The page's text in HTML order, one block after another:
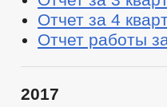
Отчет за 4
Отчет работы
2017